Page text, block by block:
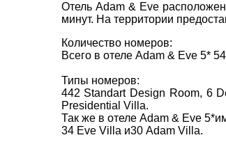
Отель Adam & Eve
минут. На территории
Количество номеров:
Всего в отеле Adam & Eve 5*
Типы номеров:
442 Standart Design Room, 6
Presidential Villa.
Так же в отеле Adam & Eve
34 Eve Villa и30 Adam Villa.